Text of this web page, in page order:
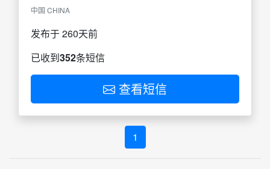
中国 CHINA
发布于 260天前
已收到352条短信
查看短信
1